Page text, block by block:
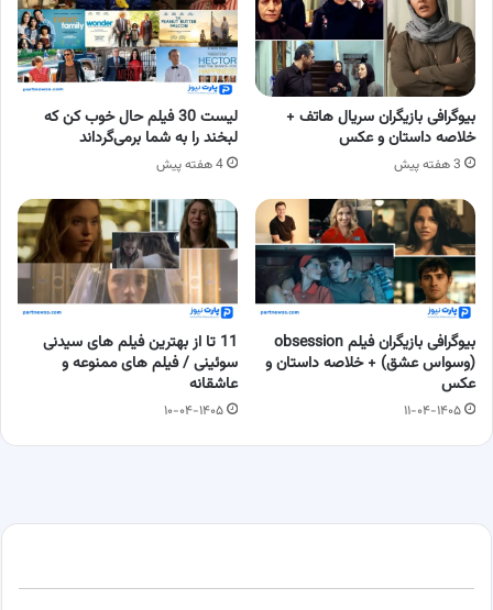
بیوگرافی بازیگران سریال هاتف +
خلاصه داستان و عکس
3 هفته پیش
لیست 30 فیلم حال خوب کن که
لبخند را به شما برمی‌گرداند
4 هفته پیش
بیوگرافی بازیگران فیلم obsession
(وسواس عشق) + خلاصه داستان و
عکس
۱۱-۰۴-۱۴۰۵
11 تا از بهترین فیلم های سیدنی
سوئینی / فیلم های ممنوعه و
عاشقانه
۱۰-۰۴-۱۴۰۵